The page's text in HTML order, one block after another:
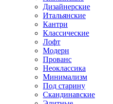
Дизайнерские
Итальянские
Кантри
Классические
Лофт
Модерн
Прованс
Неоклассика
Минимализм
Под старину
Скандинавские